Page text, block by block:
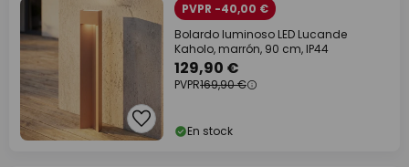
PVPR -40,00 €
Bolardo luminoso LED Lucande
Kaholo, marrón, 90 cm, IP44
129,90 €
PVPR169,90 €
En stock